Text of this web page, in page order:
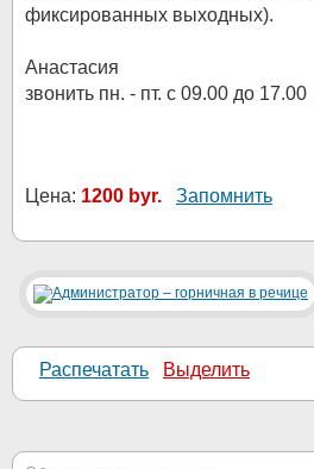
фиксированных выходных).
Анастасия
звонить пн. - пт. с 09.00 до 17.00
Цена: 1200 byr. Запомнить
Распечатать Выделить